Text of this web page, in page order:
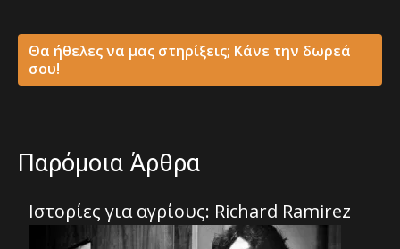
Θα ήθελες να μας στηρίξεις; Κάνε την δωρεά
σου!
Παρόμοια Άρθρα
Ιστορίες για αγρίους: Richard Ramirez